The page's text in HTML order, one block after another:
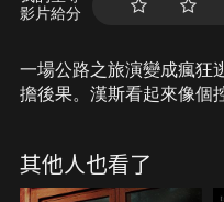
影片給分
一場公路之旅演變成瘋狂
擔後果。漢斯看起來像個
駛。自大的他觸怒前方的
顧一切找他報復。
其他人也看了